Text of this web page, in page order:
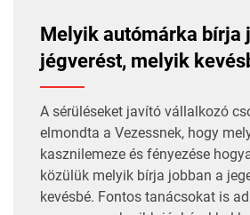
Melyik autómárka bírja
jégverést, melyik
A sérüléseket javító vállalkozó
elmondta a Vezessnek, hogy
kasznilemeze és fényezése
közülük melyik bírja jobban a
kevésbé. Fontos tanácsokat is